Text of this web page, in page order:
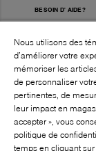
BESOIN D' AIDE?
BROWNS SHOES
SUIVEZ-NOUS!:
Nous utilisons des
d’améliorer votre
mémoriser les
de personnaliser
pertinentes, de
leur impact en
accepter », vous
politique de
temps en cliquant